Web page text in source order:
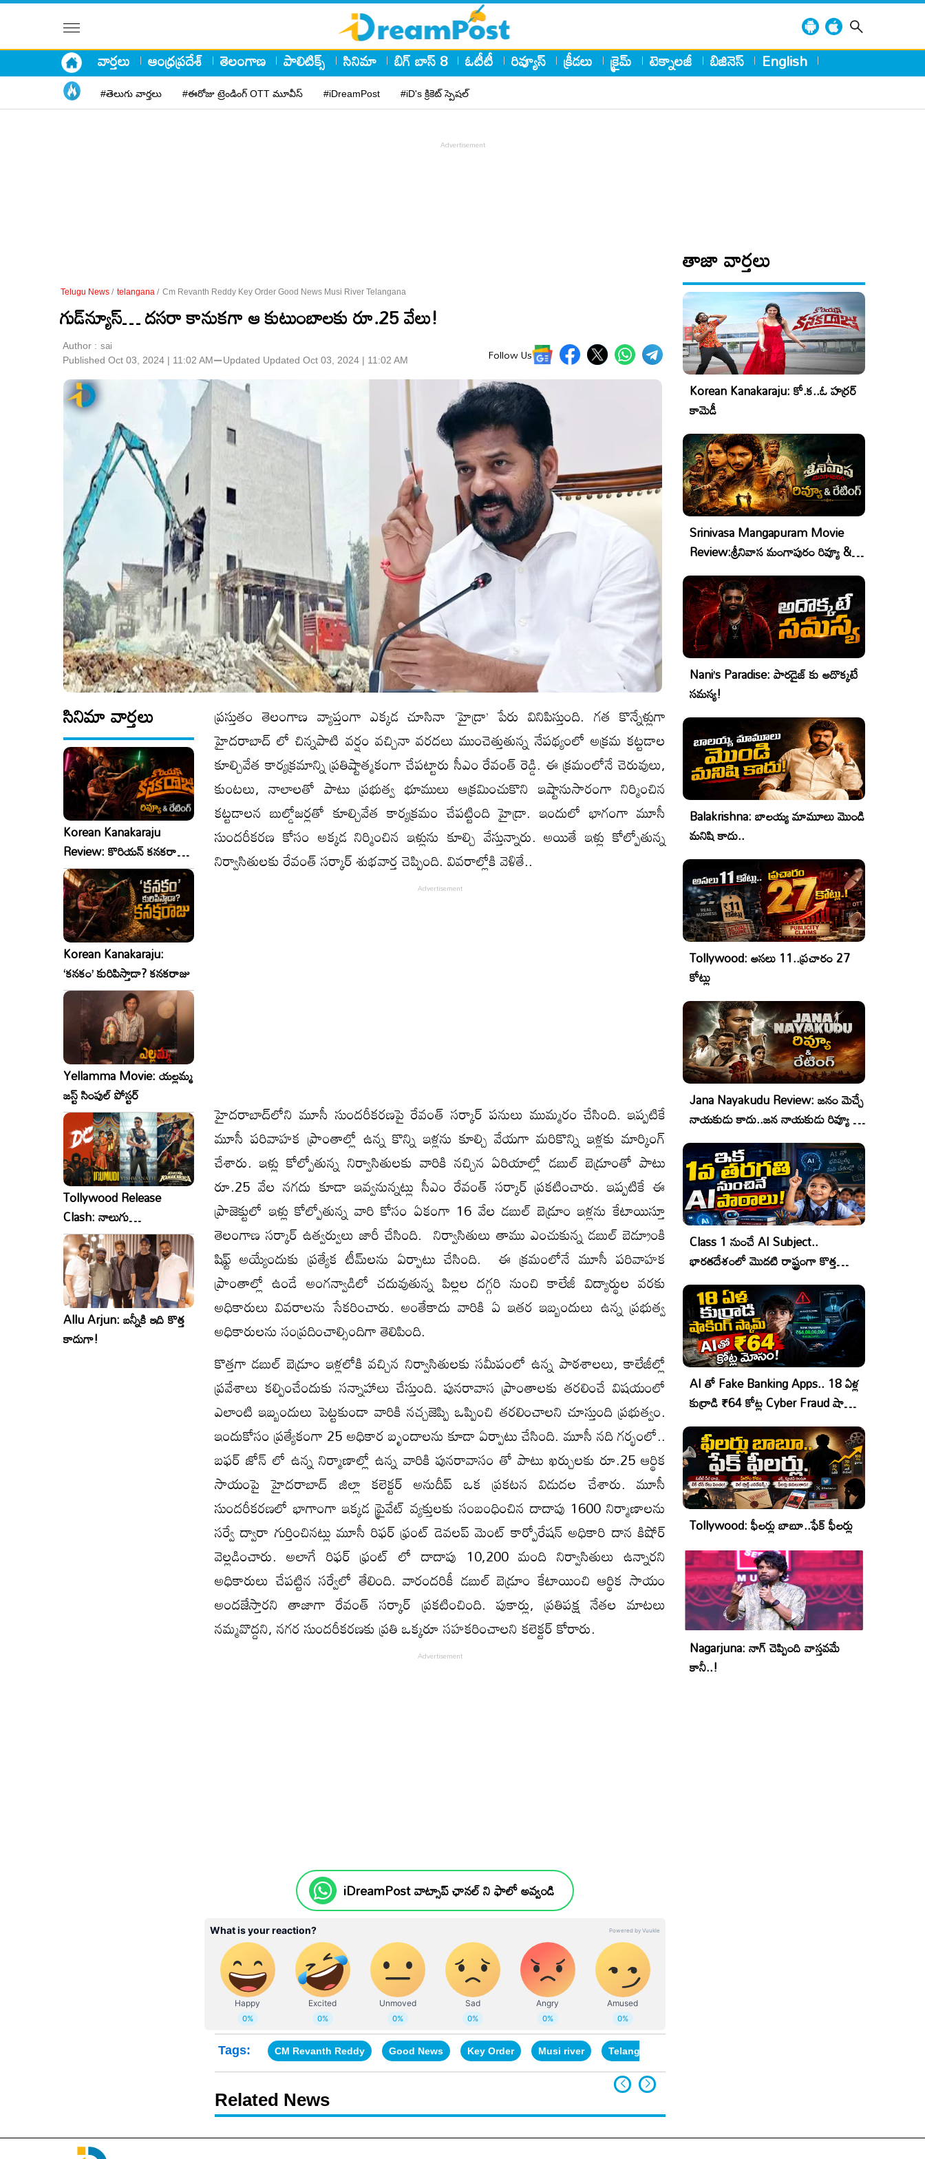
వార్తలు ఆంధ్రప్రదేశ్ తెలంగాణ పాలిటిక్స్ సినిమా బిగ్ బాస్ 8 ఓటీటీ రివ్యూస్ క్రీడలు క్రైమ్ టెక్నాలజీ బిజినెస్ English
#తెలుగు వార్తలు #ఈరోజు ట్రెండింగ్ OTT మూవీస్ #iDreamPost #iD's క్రికెట్ స్పెషల్
Telugu News / telangana / Cm Revanth Reddy Key Order Good News Musi River Telangana
గుడ్‌న్యూస్… దసరా కానుకగా ఆ కుటుంబాలకు రూ.25 వేలు!
Author : sai
Published Oct 03, 2024 | 11:02 AM⚊Updated Updated Oct 03, 2024 | 11:02 AM Follow Us
సినిమా వార్తలు
Korean Kanakaraju
Review: కొరియన్ కనకరాజు
రివ్యూ & రేటింగ్!
Korean Kanakaraju:
‘కనకం’ కురిపిస్తాడా? కనకరాజు
Yellamma Movie: యల్లమ్మ
జస్ట్ సింపుల్ పోస్టర్
Tollywood Release
Clash: నాలుగు
సినిమాలు..ఒకేసారి..ఎందుకో?
Allu Arjun: బన్నీకి ఇది కొత్త
కాదుగా!
ప్రస్తుతం తెలంగాణ వ్యాప్తంగా ఎక్కడ చూసినా ‘హైడ్రా’ పేరు వినిపిస్తుంది. గత కొన్నేళ్లుగా
హైదరాబాద్ లో చిన్నపాటి వర్షం వచ్చినా వరదలు ముంచెత్తుతున్న నేపథ్యంలో అక్రమ కట్టడాల
కూల్చివేత కార్యక్రమాన్ని ప్రతిష్టాత్మకంగా చేపట్టారు సీఎం రేవంత్ రెడ్డి. ఈ క్రమంలోనే చెరువులు,
కుంటలు, నాలాలతో పాటు ప్రభుత్వ భూములు ఆక్రమించుకొని ఇష్టానుసారంగా నిర్మించిన
కట్టడాలన బుల్డోజర్లతో కూల్చివేత కార్యక్రమం చేపట్టింది హైడ్రా. ఇందులో భాగంగా మూసీ
సుందరీకరణ కోసం అక్కడ నిర్మించిన ఇళ్లును కూల్చి వేస్తున్నారు. అయితే ఇళ్లు కోల్పోతున్న
నిర్వాసితులకు రేవంత్ సర్కార్ శుభవార్త చెప్పింది. వివరాల్లోకి వెళితే..
హైదరాబాద్‌లోని మూసీ సుందరీకరణపై రేవంత్ సర్కార్ పనులు ముమ్మరం చేసింది. ఇప్పటికే
మూసీ పరివాహక ప్రాంతాల్లో ఉన్న కొన్ని ఇళ్లను కూల్చి వేయగా మరికొన్ని ఇళ్లకు మార్కింగ్
చేశారు. ఇళ్లు కోల్పోతున్న నిర్వాసితులకు వారికి నచ్చిన ఏరియాల్లో డబుల్ బెడ్రూంతో పాటు
రూ.25 వేల నగదు కూడా ఇవ్వనున్నట్లు సీఎం రేవంత్ సర్కార్ ప్రకటించారు. ఇప్పటికే ఈ
ప్రాజెక్టులో ఇళ్లు కోల్పోతున్న వారి కోసం ఏకంగా 16 వేల డబుల్ బెడ్రూం ఇళ్లను కేటాయిస్తూ
తెలంగాణ సర్కార్ ఉత్వర్వులు జారీ చేసింది. నిర్వాసితులు తాము ఎంచుకున్న డబుల్ బెడ్రూం‌కి
షిఫ్ట్ అయ్యేందుకు ప్రత్యేక టీమ్‌లను ఏర్పాటు చేసింది. ఈ క్రమంలోనే మూసీ పరివాహక
ప్రాంతాల్లో ఉండే అంగన్వాడిలో చదువుతున్న పిల్లల దగ్గరి నుంచి కాలేజీ విద్యార్థుల వరకు
అధికారులు వివరాలను సేకరించారు. అంతేకాదు వారికి ఏ ఇతర ఇబ్బందులు ఉన్న ప్రభుత్వ
అధికారులను సంప్రదించాల్సిందిగా తెలిపింది.
కొత్తగా డబుల్ బెడ్రూం ఇళ్లలోకి వచ్చిన నిర్వాసితులకు సమీపంలో ఉన్న పాఠశాలలు, కాలేజీల్లో
ప్రవేశాలు కల్పించేందుకు సన్నాహాలు చేస్తుంది. పునరావాస ప్రాంతాలకు తరలించే విషయంలో
ఎలాంటి ఇబ్బందులు పెట్టకుండా వారికి నచ్చజెప్పి ఒప్పించి తరలించాలని చూస్తుంది ప్రభుత్వం.
ఇందుకోసం ప్రత్యేకంగా 25 అధికార బృందాలను కూడా ఏర్పాటు చేసింది. మూసీ నది గర్భంలో..
బఫర్ జోన్ లో ఉన్న నిర్మాణాల్లో ఉన్న వారికి పునరావాసం తో పాటు ఖర్చులకు రూ.25 ఆర్థిక
సాయంపై హైదరాబాద్ జిల్లా కలెక్టర్ అనుదీప్ ఒక ప్రకటన విడుదల చేశారు. మూసీ
సుందరీకరణలో భాగాంగా ఇక్కడ ప్రైవేట్ వ్యక్తులకు సంబంధించిన దాదాపు 1600 నిర్మాణాలను
సర్వే ద్వారా గుర్తించినట్లు మూసీ రిఫర్ ఫ్రంట్ డెవలప్ మెంట్ కార్పోరేషన్ అధికారి దాన కిషోర్
వెల్లడించారు. అలాగే రిఫర్ ఫ్రంట్ లో దాదాపు 10,200 మంది నిర్వాసితులు ఉన్నారని
అధికారులు చేపట్టిన సర్వేలో తేలింది. వారందరికీ డబుల్ బెడ్రూం కేటాయించి ఆర్థిక సాయం
అందజేస్తారని తాజాగా రేవంత్ సర్కార్ ప్రకటించింది. పుకార్లు, ప్రతిపక్ష నేతల మాటలు
నమ్మవొద్దని, నగర సుందరీకరణకు ప్రతి ఒక్కరూ సహకరించాలని కలెక్టర్ కోరారు.
iDreamPost వాట్సాప్ ఛానల్ ని ఫాలో అవ్వండి
Tags: CM Revanth Reddy Good News Key Order Musi river Telangana
Related News
తాజా వార్తలు
Korean Kanakaraju: కో.క..ఓ హర్రర్
కామెడీ
Srinivasa Mangapuram Movie
Review:శ్రీనివాస మంగాపురం రివ్యూ &
రేటింగ్
Nani’s Paradise: పారడైజ్ కు అదొక్కటే
సమస్య!
Balakrishna: బాలయ్య మామూలు మొండి
మనిషి కాదు..
Tollywood: అసలు 11..ప్రచారం 27
కోట్లు
Jana Nayakudu Review: జనం మెచ్చే
నాయకుడు కాదు..జన నాయకుడు రివ్యూ &
రేటింగ్!
Class 1 నుంచే AI Subject..
భారతదేశంలో మొదటి రాష్ట్రంగా కొత్త
చరిత్ర!
AI తో Fake Banking Apps.. 18 ఏళ్ల
కుర్రాడి ₹64 కోట్ల Cyber Fraud షాకింగ్
ఆపరేషన్!
Tollywood: ఫీలర్లు బాబూ..ఫేక్ ఫీలర్లు
Nagarjuna: నాగ్ చెప్పింది వాస్తవమే
కానీ..!